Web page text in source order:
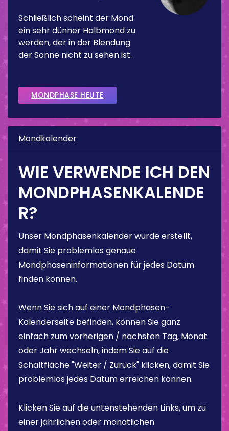
Schließlich scheint der Mond
ein sehr dünner Halbmond zu
werden, der in der Blendung
der Sonne nicht zu sehen ist.
MONDPHASE HEUTE
Mondkalender
WIE VERWENDE ICH DEN
MONDPHASENKALENDE
R?
Unser Mondphasenkalender wurde erstellt,
damit Sie problemlos genaue
Mondphaseninformationen für jedes Datum
finden können.
Wenn Sie sich auf einer Mondphasen-
Kalenderseite befinden, können Sie ganz
einfach zum vorherigen / nächsten Tag, Monat
oder Jahr wechseln, indem Sie auf die
Schaltfläche "Weiter / Zurück" klicken, damit Sie
problemlos jedes Datum erreichen können.
Klicken Sie auf die untenstehenden Links, um zu
einer jährlichen oder monatlichen